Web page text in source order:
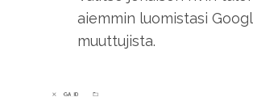
aiemmin luomistasi
muuttujista.